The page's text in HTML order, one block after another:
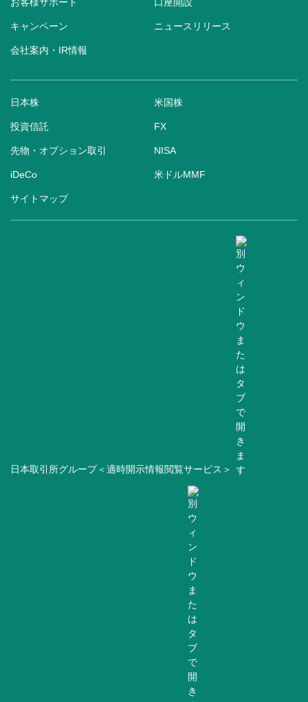
お客様サポート 口座開設
キャンペーン ニュースリリース
会社案内・IR情報
日本株 米国株
投資信託 FX
先物・オプション取引 NISA
iDeCo 米ドルMMF
サイトマップ
日本取引所グループ＜適時開示情報閲覧サービス＞